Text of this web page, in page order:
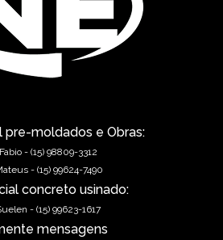
pre-moldados e Obras:
Fabio - (15) 98809-3312
- (15) 99624-7490
concreto usinado:
- (15) 99623-1617
mensagens